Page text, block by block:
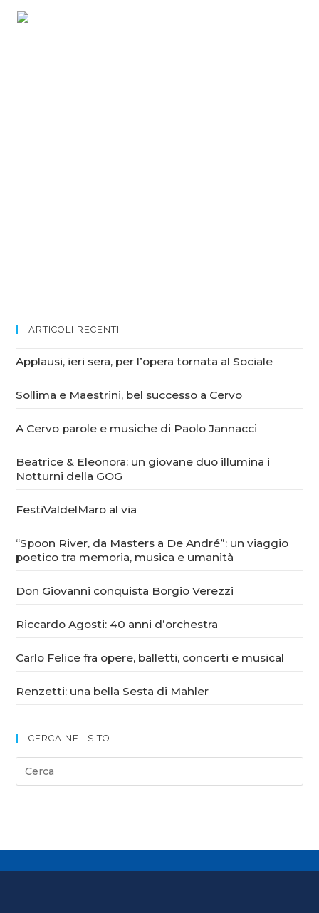
ARTICOLI RECENTI
Applausi, ieri sera, per l’opera tornata al Sociale
Sollima e Maestrini, bel successo a Cervo
A Cervo parole e musiche di Paolo Jannacci
Beatrice & Eleonora: un giovane duo illumina i
Notturni della GOG
FestiValdelMaro al via
“Spoon River, da Masters a De André”: un viaggio
poetico tra memoria, musica e umanità
Don Giovanni conquista Borgio Verezzi
Riccardo Agosti: 40 anni d’orchestra
Carlo Felice fra opere, balletti, concerti e musical
Renzetti: una bella Sesta di Mahler
CERCA NEL SITO